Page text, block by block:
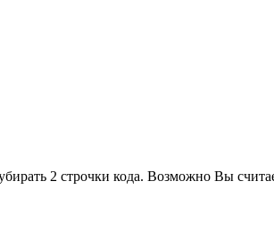
2 строчки кода. Возможно Вы